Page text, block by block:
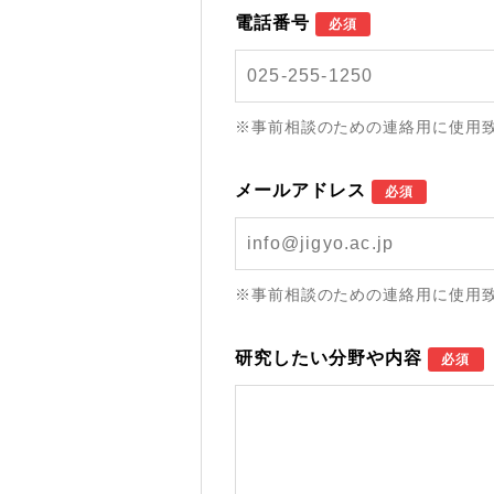
電話番号 必須
※事前相談のための連絡用に使用
メールアドレス 必須
※事前相談のための連絡用に使用
研究したい分野や内容 必須